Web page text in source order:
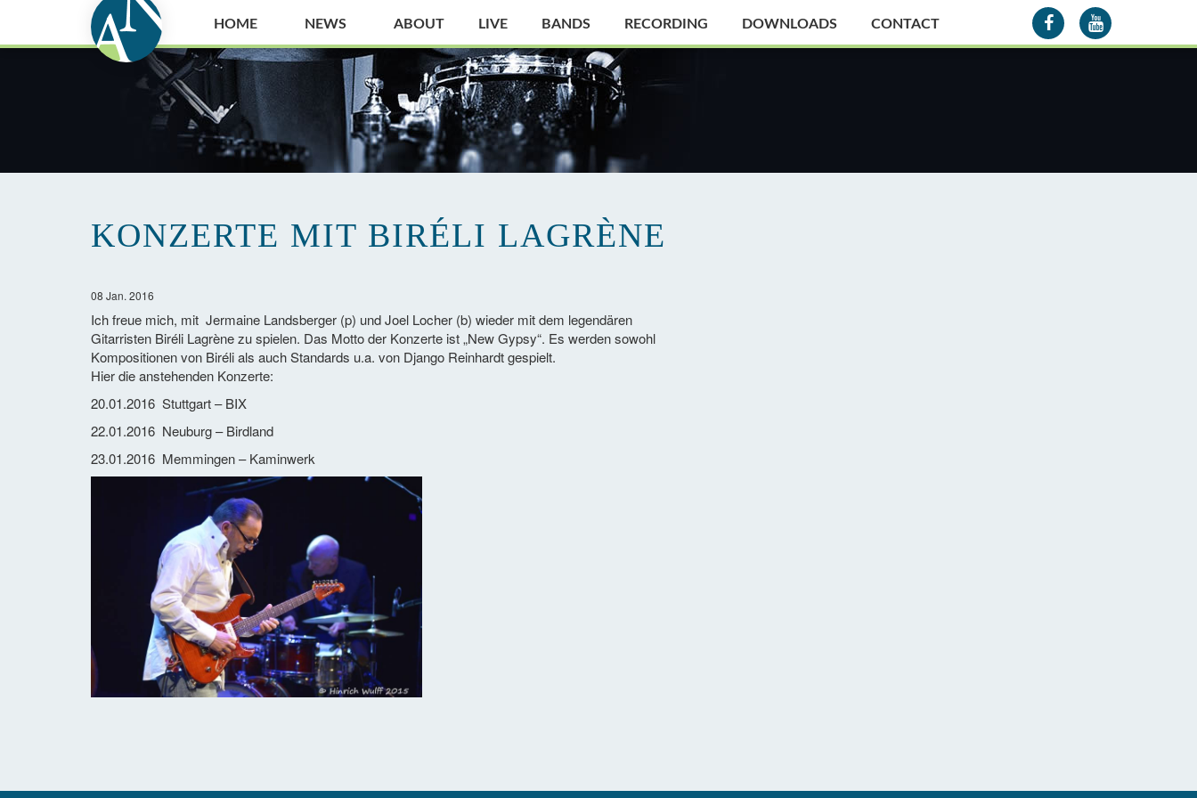
HOME NEWS ABOUT LIVE BANDS RECORDING DOWNLOADS CONTACT
KONZERTE MIT BIRÉLI LAGRÈNE
08 Jan. 2016
Ich freue mich, mit Jermaine Landsberger (p) und Joel Locher (b) wieder mit dem legendären
Gitarristen Biréli Lagrène zu spielen. Das Motto der Konzerte ist „New Gypsy“. Es werden sowohl
Kompositionen von Biréli als auch Standards u.a. von Django Reinhardt gespielt.
Hier die anstehenden Konzerte:
20.01.2016 Stuttgart – BIX
22.01.2016 Neuburg – Birdland
23.01.2016 Memmingen – Kaminwerk